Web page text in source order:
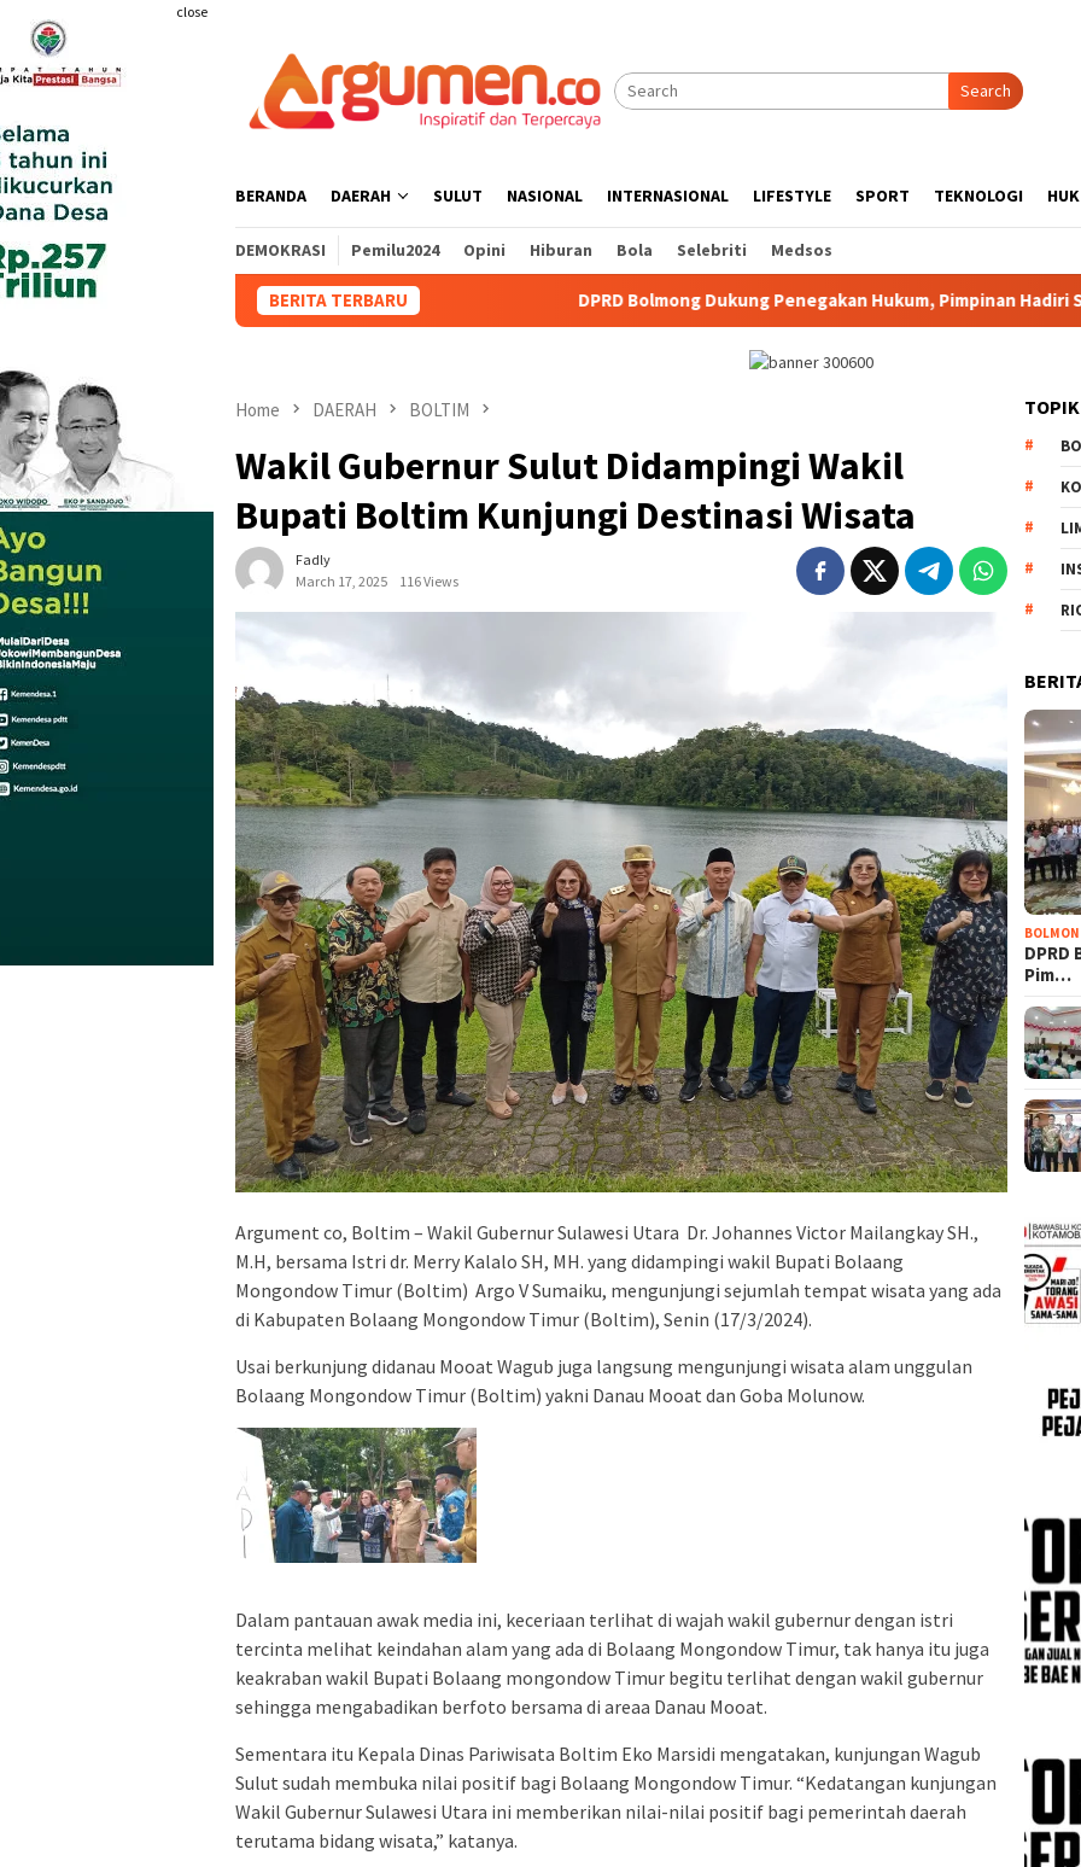
content
close
Search
BERANDA DAERAH SULUT NASIONAL INTERNASIONAL LIFESTYLE SPORT TEKNOLOGI
DEMOKRASI Pemilu2024 Opini Hiburan Bola Selebriti Medsos
BERITA TERBARU DPRD Bolmong Dukung Penegakan Hukum, Pimpinan Hadiri Seminar Kejari
Home DAERAH BOLTIM
Wakil Gubernur Sulut Didampingi Wakil
Bupati Boltim Kunjungi Destinasi Wisata
Fadly
March 17, 2025
116 Views
Argument co, Boltim – Wakil Gubernur Sulawesi Utara Dr. Johannes Victor Mailangkay SH.,
M.H, bersama Istri dr. Merry Kalalo SH, MH. yang didampingi wakil Bupati Bolaang
Mongondow Timur (Boltim) Argo V Sumaiku, mengunjungi sejumlah tempat wisata yang ada
di Kabupaten Bolaang Mongondow Timur (Boltim), Senin (17/3/2024).
Usai berkunjung didanau Mooat Wagub juga langsung mengunjungi wisata alam unggulan
Bolaang Mongondow Timur (Boltim) yakni Danau Mooat dan Goba Molunow.
Dalam pantauan awak media ini, keceriaan terlihat di wajah wakil gubernur dengan istri
tercinta melihat keindahan alam yang ada di Bolaang Mongondow Timur, tak hanya itu juga
keakraban wakil Bupati Bolaang mongondow Timur begitu terlihat dengan wakil gubernur
sehingga mengabadikan berfoto bersama di areaa Danau Mooat.
Sementara itu Kepala Dinas Pariwisata Boltim Eko Marsidi mengatakan, kunjungan Wagub
Sulut sudah membuka nilai positif bagi Bolaang Mongondow Timur. “Kedatangan kunjungan
Wakil Gubernur Sulawesi Utara ini memberikan nilai-nilai positif bagi pemerintah daerah
terutama bidang wisata,” katanya.
Pim…